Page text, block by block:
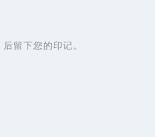
后留下您的印记。